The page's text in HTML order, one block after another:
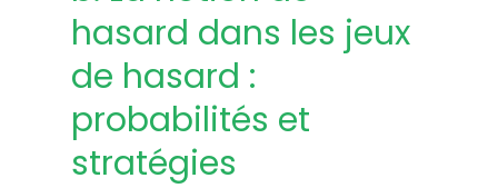
hasard dans les jeux
de hasard :
probabilités et
stratégies